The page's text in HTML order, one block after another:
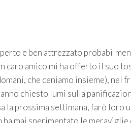
e ben attrezzato
caro amico mi ha offerto il suo
che ceniamo insieme), nel
chiesto lumi sulla
la prossima settimana, farò loro
ha mai sperimentato le meraviglie